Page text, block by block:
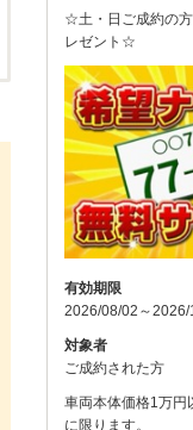
☆土・日ご成約の
レゼント☆
有効期限
2026/08/02～2026/
対象者
ご成約された方
車両本体価格1万円
に限ります。